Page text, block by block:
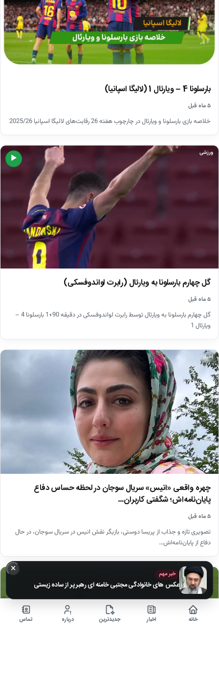
بارسلونا 4 – ویارئال 1 (لالیگا اسپانیا)
۵ ماه قبل
خلاصه بازی بارسلونا و ویارئال در چارچوب هفته 26 رقابت‌های لالیگا اسپانیا 2025/26
▶
ورزشی
گل چهارم بارسلونا به ویارئال (رابرت لواندوفسکی)
۵ ماه قبل
گل چهارم بارسلونا به ویارئال توسط رابرت لواندوفسکی در دقیقه 90+1 بارسلونا 4 –
ویارئال 1
اخبار
چهره واقعی «انیس» سریال سوجان در لحظه حساس دفاع
پایان‌نامه‌اش؛ شگفتی کاربران…
۵ ماه قبل
تصویری تازه و جذاب از پریسا دوستی، بازیگر نقش انیس در سریال سوجان، در حال
دفاع از پایان‌نامه‌اش…
ورزشی × خبر مهم
عکس های خانوادگی مجتبی خامنه ای رهبر پر از ساده زیستی
خانه اخبار جدیدترین درباره تماس